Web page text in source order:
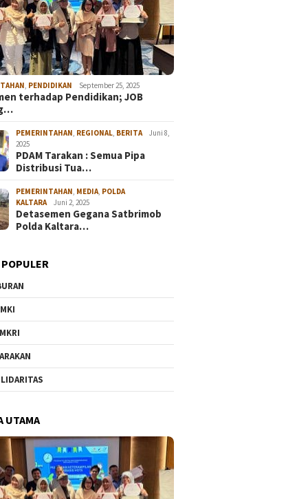
PENDIDIKAN September 25, 2025
terhadap Pendidikan; JOB
PEMERINTAHAN REGIONAL BERITA
Juni 8,
2025
PDAM Tarakan : Semua Pipa
Distribusi Tua…
PEMERINTAHAN MEDIA POLDA
KALTARA
Juni 2, 2025
Detasemen Gegana Satbrimob
Polda Kaltara…
UTAMA